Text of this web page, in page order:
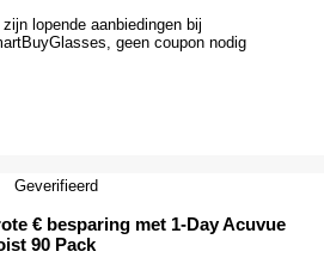
zijn lopende aanbiedingen bij
geen coupon nodig
Geverifieerd
€ besparing met 1-Day Acuvue
90 Pack